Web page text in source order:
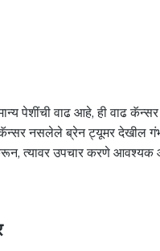
पेशींची वाढ आहे, ही वाढ
नसलेले ब्रेन ट्यूमर देखील
त्यावर उपचार करणे आवश्यक